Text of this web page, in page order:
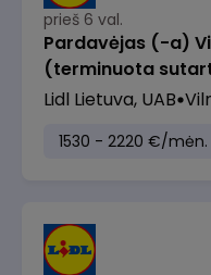
prieš 6 val.
Pardavėjas (-a)
(terminuota
Lidl Lietuva, UAB
1530 - 2220 €/mėn.